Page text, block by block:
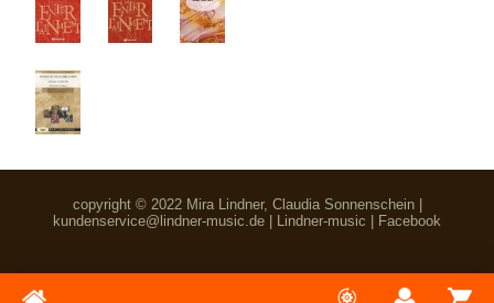
copyright © 2022 Mira Lindner, Claudia Sonnenschein |
kundenservice@lindner-music.de
Lindner-music Facebook